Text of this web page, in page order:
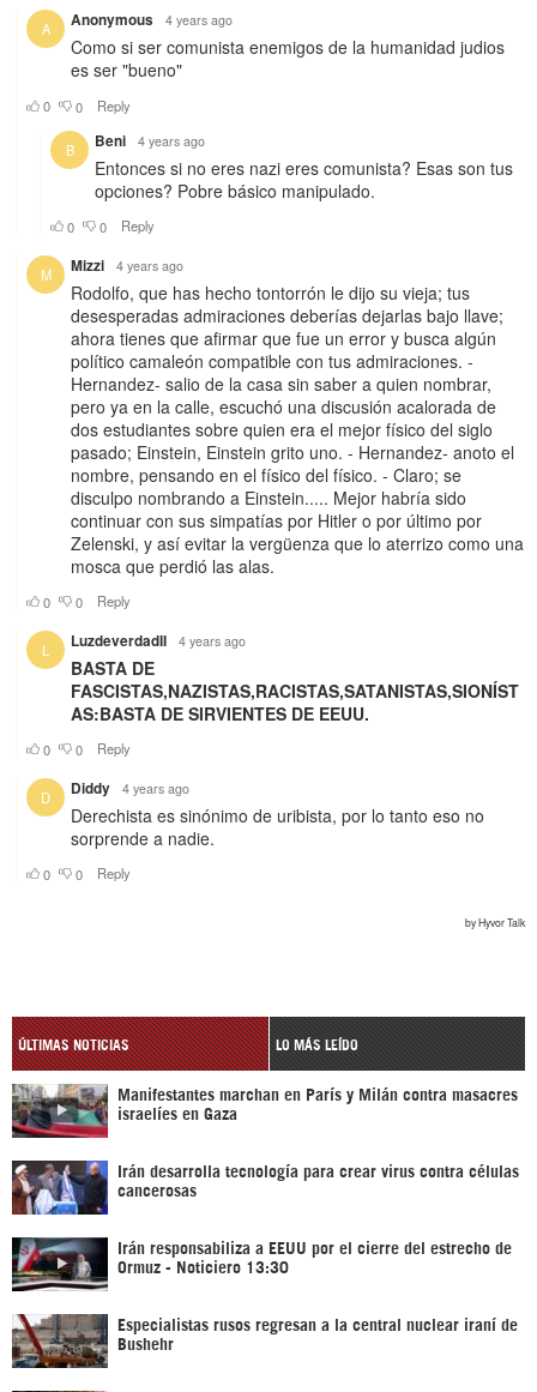
ÚLTIMAS NOTICIAS LO MÁS LEÍDO
Manifestantes marchan en París y Milán contra masacres
israelíes en Gaza
Irán desarrolla tecnología para crear virus contra células
cancerosas
Irán responsabiliza a EEUU por el cierre del estrecho de
Ormuz - Noticiero 13:30
Especialistas rusos regresan a la central nuclear iraní de
Bushehr